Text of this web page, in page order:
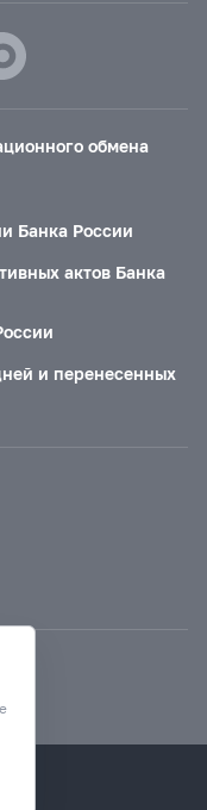
обмена
Банка России
актов Банка
и перенесенных